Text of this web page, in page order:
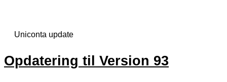
Uniconta update
Opdatering til Version 93